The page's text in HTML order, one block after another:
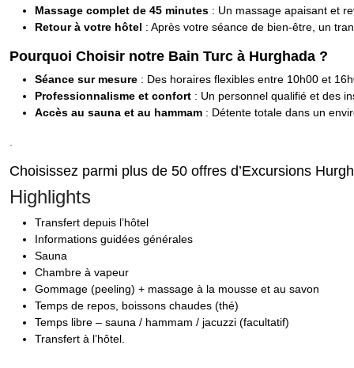
Massage complet de 45 minutes : Un massage apaisant et
Retour à votre hôtel : Après votre séance de bien-être, un
Pourquoi Choisir notre Bain Turc à Hurghada ?
Séance sur mesure : Des horaires flexibles entre 10h00 et
Professionnalisme et confort : Un personnel qualifié et des
Accès au sauna et au hammam : Détente totale dans un
Choisissez parmi plus de 50 offres d’Excursions
Highlights
Transfert depuis l’hôtel
Informations guidées générales
Sauna
Chambre à vapeur
Gommage (peeling) + massage à la mousse et au savon
Temps de repos, boissons chaudes (thé)
Temps libre – sauna / hammam / jacuzzi (facultatif)
Transfert à l’hôtel.